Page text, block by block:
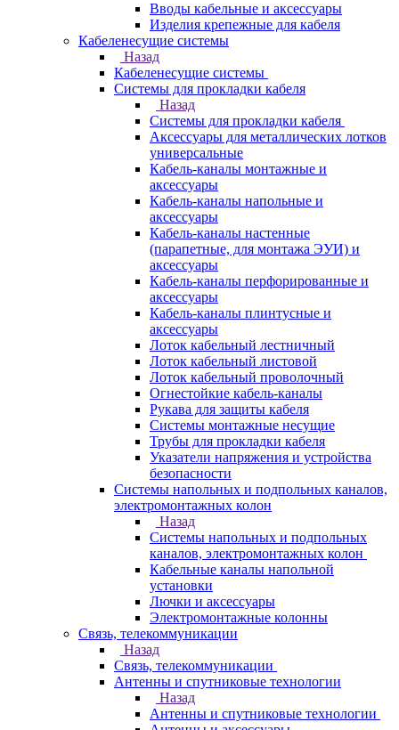
Вводы кабельные и аксессуары
Изделия крепежные для кабеля
Кабеленесущие системы
Назад
Кабеленесущие системы
Системы для прокладки кабеля
Назад
Системы для прокладки кабеля
Аксессуары для металлических лотков
универсальные
Кабель-каналы монтажные и
аксессуары
Кабель-каналы напольные и
аксессуары
Кабель-каналы настенные
(парапетные, для монтажа ЭУИ) и
аксессуары
Кабель-каналы перфорированные и
аксессуары
Кабель-каналы плинтусные и
аксессуары
Лоток кабельный лестничный
Лоток кабельный листовой
Лоток кабельный проволочный
Огнестойкие кабель-каналы
Рукава для защиты кабеля
Системы монтажные несущие
Трубы для прокладки кабеля
Указатели напряжения и устройства
безопасности
Системы напольных и подпольных каналов,
электромонтажных колон
Назад
Системы напольных и подпольных
каналов, электромонтажных колон
Кабельные каналы напольной
установки
Лючки и аксессуары
Электромонтажные колонны
Связь, телекоммуникации
Назад
Связь, телекоммуникации
Антенны и спутниковые технологии
Назад
Антенны и спутниковые технологии